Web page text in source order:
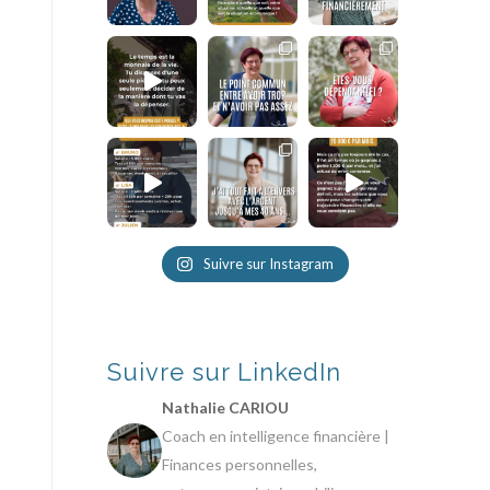
Suivre sur Instagram
Suivre sur LinkedIn
Nathalie CARIOU
Coach en intelligence financière |
Finances personnelles,